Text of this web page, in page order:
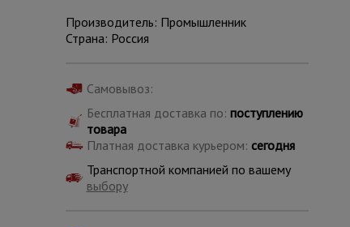
Производитель: Промышленник
Страна: Россия
Самовывоз:
Бесплатная доставка по: поступлению
товара
Платная доставка курьером: сегодня
Транспортной компанией по вашему
выбору